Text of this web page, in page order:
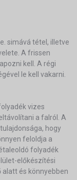
simává tétel, illetve
A frissen
kell. A régi
le kell vakarni.
vizes
a falról. A
hogy
feloldja a
folyadék
előkészítési
és könnyebben